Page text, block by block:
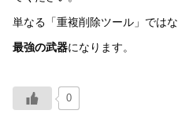
単なる「重複削除ツール」ではな
最強の武器になります。
0